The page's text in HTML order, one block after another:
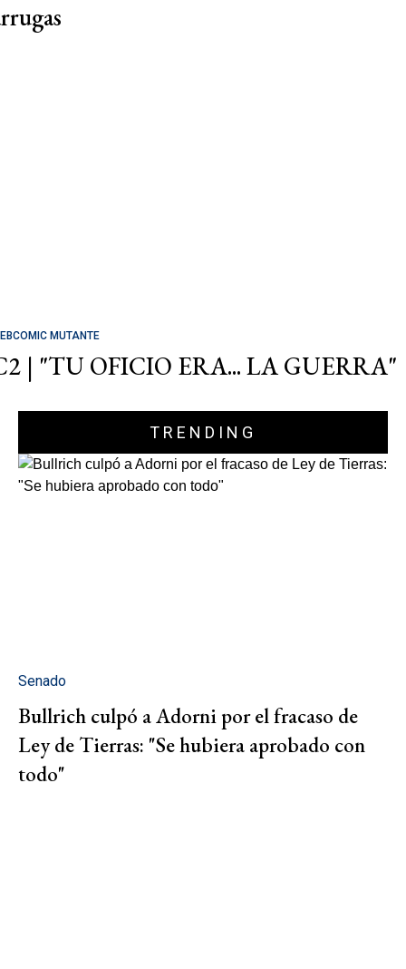
MUTANTE
| "TU OFICIO ERA... LA GUERRA"
TRENDING
Senado
Bullrich culpó a Adorni por el fracaso de
Ley de Tierras: "Se hubiera aprobado con
todo"